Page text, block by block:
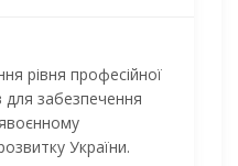
рівня професійної
для забезпечення
України.